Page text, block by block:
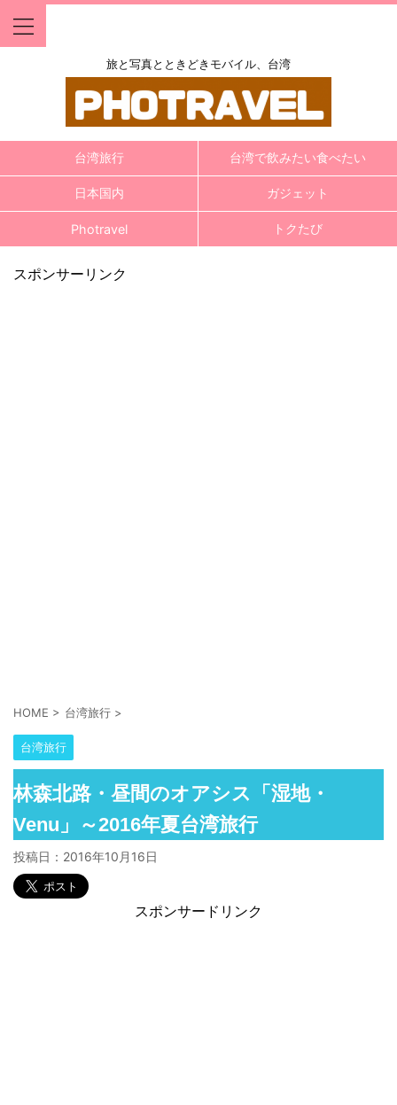
旅と写真とときどきモバイル、台湾
台湾旅行 台湾で飲みたい食べたい
日本国内 ガジェット
Photravel トクたび
スポンサーリンク
HOME > 台湾旅行 >
台湾旅行
林森北路・昼間のオアシス「湿地・
Venu」～2016年夏台湾旅行
投稿日： 2016年10月16日
スポンサードリンク